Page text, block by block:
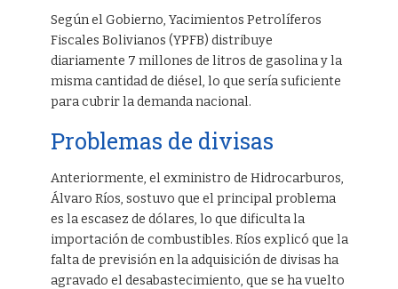
Según el Gobierno, Yacimientos Petrolíferos
Fiscales Bolivianos (YPFB) distribuye
diariamente 7 millones de litros de gasolina y la
misma cantidad de diésel, lo que sería suficiente
para cubrir la demanda nacional.
Problemas de divisas
Anteriormente, el exministro de Hidrocarburos,
Álvaro Ríos, sostuvo que el principal problema
es la escasez de dólares, lo que dificulta la
importación de combustibles. Ríos explicó que la
falta de previsión en la adquisición de divisas ha
agravado el desabastecimiento, que se ha vuelto